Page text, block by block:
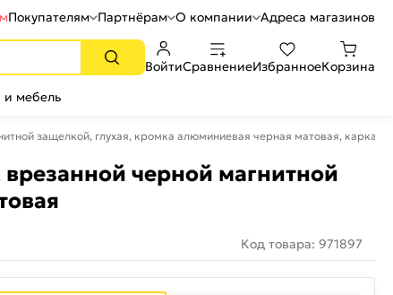
Покупателям Партнёрам О компании Адреса магазинов
ВойтиСравнениеИзбранноеКорзина
и мебель
защелкой, глухая, кромка алюминиевая черная матовая,
черной магнитной
Код товара: 971897